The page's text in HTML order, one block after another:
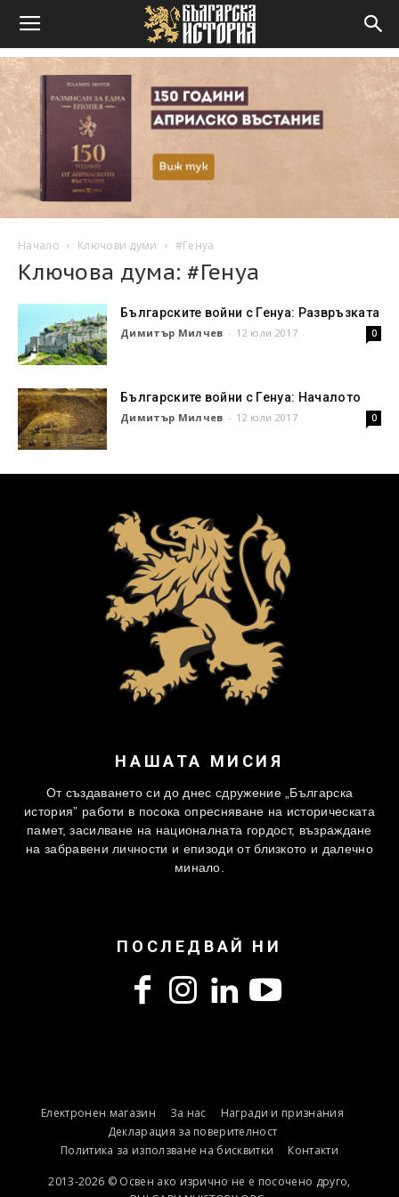
Начало Ключови думи #Генуа
Ключова дума: #Генуа
Българските войни с Генуа: Развръзката
Димитър Милчев - 12 юли 2017 0
Българските войни с Генуа: Началото
Димитър Милчев - 12 юли 2017 0
НАШАТА МИСИЯ
От създаването си до днес сдружение „Българска
история” работи в посока опресняване на историческата
памет, засилване на националната гордост, възраждане
на забравени личности и епизоди от близкото и далечно
минало.
ПОСЛЕДВАЙ НИ
Електронен магазин За нас
Награди и признания
Декларация за поверителност
Политика за използване на бисквитки
Контакти
2013-2026 © Освен ако изрично не е посочено друго,